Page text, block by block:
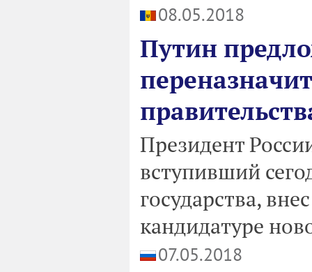
08.05.2018
Путин
Президент
вступивший
государства,
кандидатуре
07.05.2018